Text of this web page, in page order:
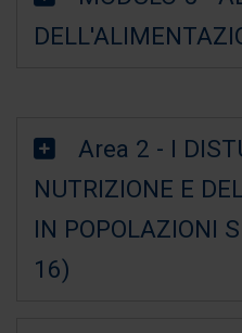
Area 2 - I
NUTRIZIONE E
IN POPOLAZIONI
16)